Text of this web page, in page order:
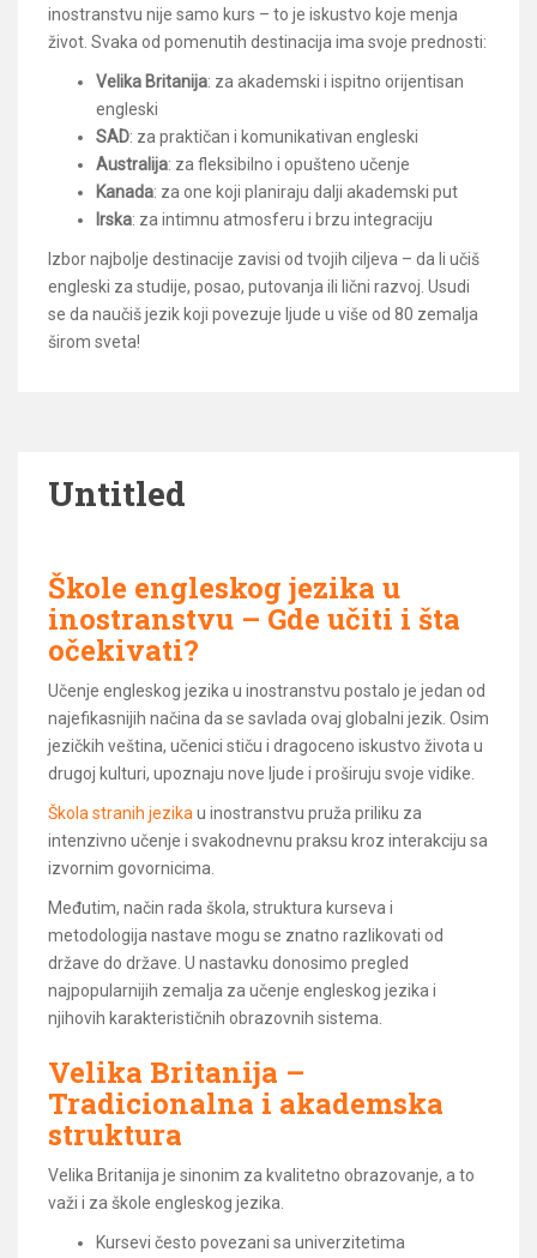
inostranstvu nije samo kurs – to je iskustvo koje menja
život. Svaka od pomenutih destinacija ima svoje prednosti:
Velika Britanija: za akademski i ispitno orijentisan
engleski
SAD: za praktičan i komunikativan engleski
Australija: za fleksibilno i opušteno učenje
Kanada: za one koji planiraju dalji akademski put
Irska: za intimnu atmosferu i brzu integraciju
Izbor najbolje destinacije zavisi od tvojih ciljeva – da li učiš
engleski za studije, posao, putovanja ili lični razvoj. Usudi
se da naučiš jezik koji povezuje ljude u više od 80 zemalja
širom sveta!
Untitled
Škole engleskog jezika u
inostranstvu – Gde učiti i šta
očekivati?
Učenje engleskog jezika u inostranstvu postalo je jedan od
najefikasnijih načina da se savlada ovaj globalni jezik. Osim
jezičkih veština, učenici stiču i dragoceno iskustvo života u
drugoj kulturi, upoznaju nove ljude i proširuju svoje vidike.
Škola stranih jezika u inostranstvu pruža priliku za
intenzivno učenje i svakodnevnu praksu kroz interakciju sa
izvornim govornicima.
Međutim, način rada škola, struktura kurseva i
metodologija nastave mogu se znatno razlikovati od
države do države. U nastavku donosimo pregled
najpopularnijih zemalja za učenje engleskog jezika i
njihovih karakterističnih obrazovnih sistema.
Velika Britanija –
Tradicionalna i akademska
struktura
Velika Britanija je sinonim za kvalitetno obrazovanje, a to
važi i za škole engleskog jezika.
Kursevi često povezani sa univerzitetima